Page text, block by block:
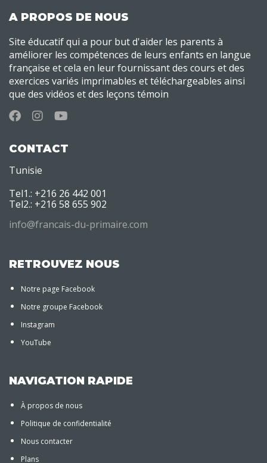
A PROPOS DE NOUS
Site éducatif qui a pour but d'aider les parents à
améliorer les compétences de leurs enfants en langue
française et cela en leur fournissant des cours et des
exercices variés imprimables et téléchargeables ainsi
que des vidéos et des leçons témoin
CONTACT
Tunisie
Tel1.: +216 26 442 001
Tel2.: +216 58 655 902
info@francais-du-primaire.com
RETROUVEZ NOUS
Notre page Facebook
Notre groupe Facebook
Instagram
YouTube
NAVIGATION RAPIDE
À propos de nous
Politique de confidentialité
Nous contacter
Plans